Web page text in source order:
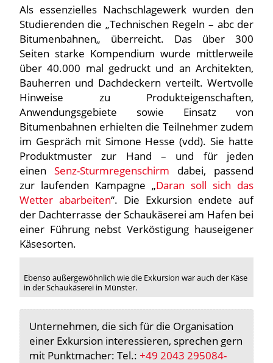
Als essenzielles Nachschlagewerk wurden den
Studierenden die „Technischen Regeln – abc der
Bitumenbahnen„ überreicht. Das über 300
Seiten starke Kompendium wurde mittlerweile
über 40.000 mal gedruckt und an Architekten,
Bauherren und Dachdeckern verteilt. Wertvolle
Hinweise zu Produkteigenschaften,
Anwendungsgebiete sowie Einsatz von
Bitumenbahnen erhielten die Teilnehmer zudem
im Gespräch mit Simone Hesse (vdd). Sie hatte
Produktmuster zur Hand – und für jeden
einen Senz-Sturmregenschirm dabei, passend
zur laufenden Kampagne „Daran soll sich das
Wetter abarbeiten“. Die Exkursion endete auf
der Dachterrasse der Schaukäserei am Hafen bei
einer Führung nebst Verköstigung hauseigener
Käsesorten.
Ebenso außergewöhnlich wie die Exkursion war auch der Käse
in der Schaukäserei in Münster.
Unternehmen, die sich für die Organisation
einer Exkursion interessieren, sprechen gern
mit Punktmacher: Tel.: +49 2043 295084-